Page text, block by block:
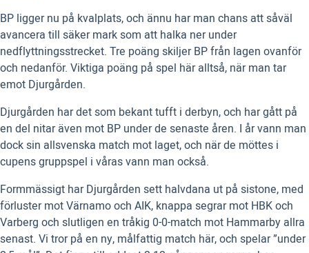
BP ligger nu på kvalplats, och ännu har man chans att såväl
avancera till säker mark som att halka ner under
nedflyttningsstrecket. Tre poäng skiljer BP från lagen ovanför
och nedanför. Viktiga poäng på spel här alltså, när man tar
emot Djurgården.
Djurgården har det som bekant tufft i derbyn, och har gått på
en del nitar även mot BP under de senaste åren. I år vann man
dock sin allsvenska match mot laget, och när de möttes i
cupens gruppspel i våras vann man också.
Formmässigt har Djurgården sett halvdana ut på sistone, med
förluster mot Värnamo och AIK, knappa segrar mot HBK och
Varberg och slutligen en tråkig 0-0-match mot Hammarby allra
senast. Vi tror på en ny, målfattig match här, och spelar ”under